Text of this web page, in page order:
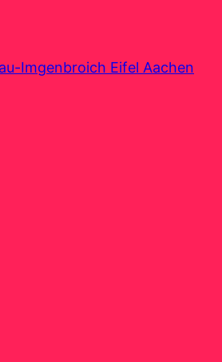
Imgenbroich Eifel Aachen